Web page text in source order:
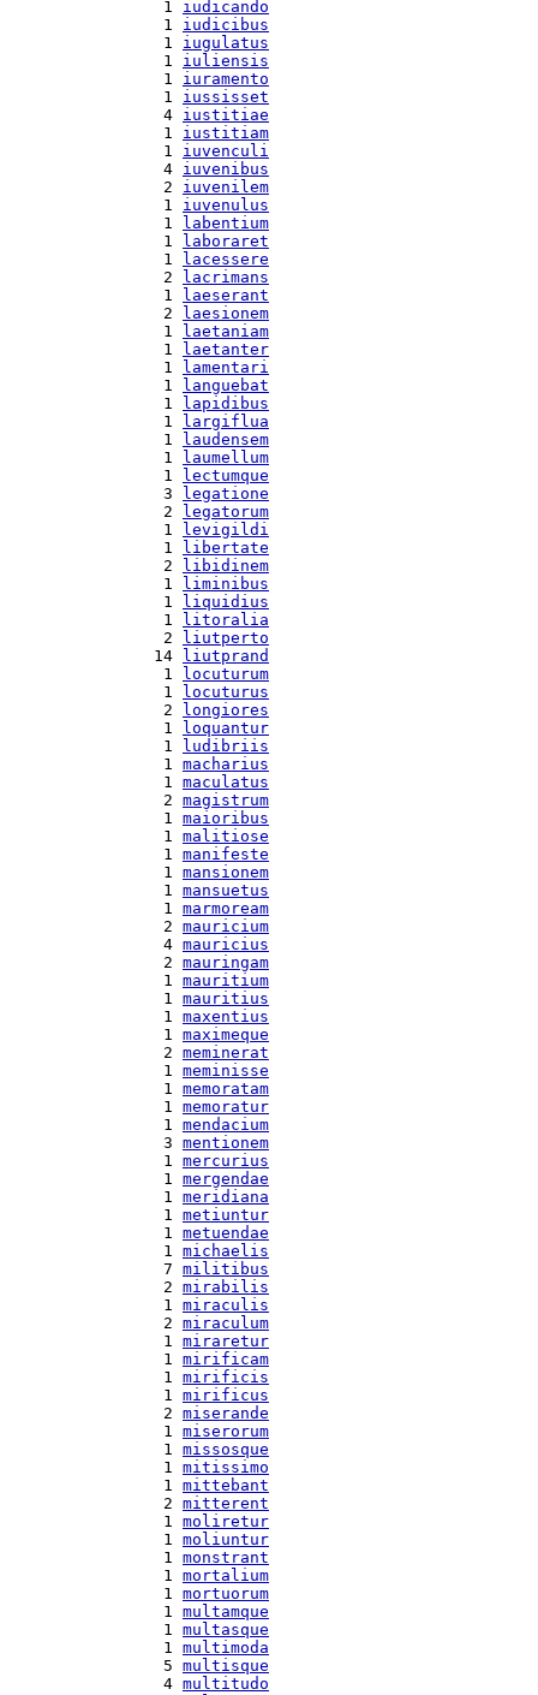
  1
iudicando
  1
iudicibus
  1
iugulatus
  1
iuliensis
  1
iuramento
  1
iussisset
  4
iustitiae
  1
iustitiam
  1
iuvenculi
  4
iuvenibus
  2
iuvenilem
  1
iuvenulus
  1
labentium
  1
laboraret
  1
lacessere
  2
lacrimans
  1
laeserant
  2
laesionem
  1
laetaniam
  1
laetanter
  1
lamentari
  1
languebat
  1
lapidibus
  1
largiflua
  1
laudensem
  1
laumellum
  1
lectumque
  3
legatione
  2
legatorum
  1
levigildi
  1
libertate
  2
libidinem
  1
liminibus
  1
liquidius
  1
litoralia
  2
liutperto
14
liutprand
  1
locuturum
  1
locuturus
  2
longiores
  1
loquantur
  1
ludibriis
  1
macharius
  1
maculatus
  2
magistrum
  1
maioribus
  1
malitiose
  1
manifeste
  1
mansionem
  1
mansuetus
  1
marmoream
  2
mauricium
  4
mauricius
  2
mauringam
  1
mauritium
  1
mauritius
  1
maxentius
  1
maximeque
  2
meminerat
  1
meminisse
  1
memoratam
  1
memoratur
  1
mendacium
  3
mentionem
  1
mercurius
  1
mergendae
  1
meridiana
  1
metiuntur
  1
metuendae
  1
michaelis
  7
militibus
  2
mirabilis
  1
miraculis
  2
miraculum
  1
miraretur
  1
mirificam
  1
mirificis
  1
mirificus
  2
miserande
  1
miserorum
  1
missosque
  1
mitissimo
  1
mittebant
  2
mitterent
  1
moliretur
  1
moliuntur
  1
monstrant
  1
mortalium
  1
mortuorum
  1
multamque
  1
multasque
  1
multimoda
  5
multisque
  4
multitudo